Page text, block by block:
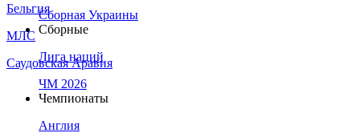
Бельгия
МЛС
Саудовская Аравия
Сборная Украины
Сборные
Лига наций
ЧМ 2026
Чемпионаты
Англия